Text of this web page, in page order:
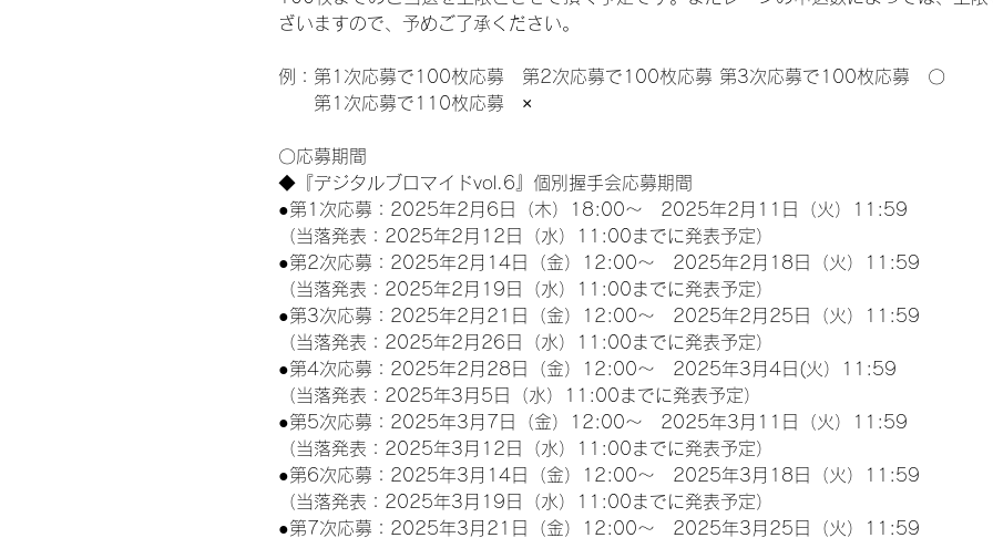
ざいますので、予めご了承ください。
例：第1次応募で100枚応募　第2次応募で100枚応募 第3次応募で100枚応募　〇
第1次応募で110枚応募　×
〇応募期間
◆『デジタルブロマイドvol.6』個別握手会応募期間
●第1次応募：2025年2月6日（木）18:00～　2025年2月11日（火）11:59
（当落発表：2025年2月12日（水）11:00までに発表予定）
●第2次応募：2025年2月14日（金）12:00～　2025年2月18日（火）11:59
（当落発表：2025年2月19日（水）11:00までに発表予定）
●第3次応募：2025年2月21日（金）12:00～　2025年2月25日（火）11:59
（当落発表：2025年2月26日（水）11:00までに発表予定）
●第4次応募：2025年2月28日（金）12:00～　2025年3月4日(火）11:59
（当落発表：2025年3月5日（水）11:00までに発表予定）
●第5次応募：2025年3月7日（金）12:00～　2025年3月11日（火）11:59
（当落発表：2025年3月12日（水）11:00までに発表予定）
●第6次応募：2025年3月14日（金）12:00～　2025年3月18日（火）11:59
（当落発表：2025年3月19日（水）11:00までに発表予定）
●第7次応募：2025年3月21日（金）12:00～　2025年3月25日（火）11:59